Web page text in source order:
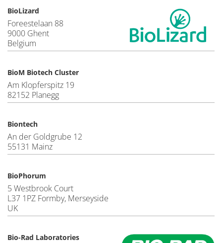
BioLizard
Foreestelaan 88
9000 Ghent
Belgium
BioM Biotech Cluster
Am Klopferspitz 19
82152 Planegg
Biontech
An der Goldgrube 12
55131 Mainz
BioPhorum
5 Westbrook Court
L37 1PZ Formby, Merseyside
UK
Bio-Rad Laboratories